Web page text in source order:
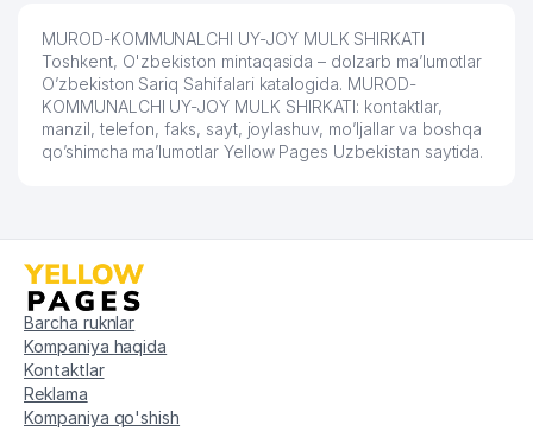
MUROD-KOMMUNALCHI UY-JOY MULK SHIRKATI
Toshkent, O'zbekiston mintaqasida – dolzarb ma’lumotlar
O’zbekiston Sariq Sahifalari katalogida. MUROD-
KOMMUNALCHI UY-JOY MULK SHIRKATI: kontaktlar,
manzil, telefon, faks, sayt, joylashuv, mo’ljallar va boshqa
qo’shimcha ma’lumotlar Yellow Pages Uzbekistan saytida.
Barcha ruknlar
Kompaniya haqida
Kontaktlar
Reklama
Kompaniya qo'shish